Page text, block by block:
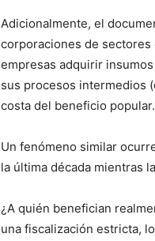
Adicionalmente, el
corporaciones de sectores
empresas adquirir
sus procesos intermedios
costa del beneficio popular.
Un fenómeno similar
la última década mientras
¿A quién benefician
una fiscalización estricta,